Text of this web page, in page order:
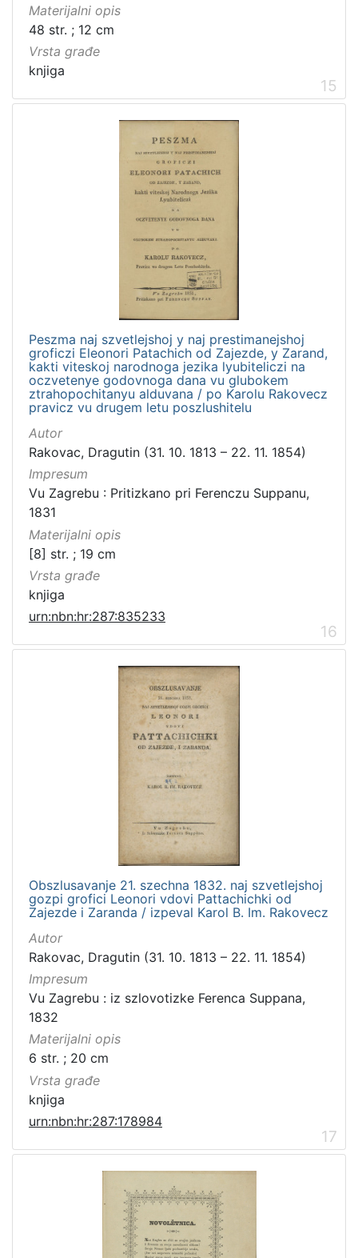
Materijalni opis
48 str. ; 12 cm
Vrsta građe
knjiga
15
Peszma naj szvetlejshoj y naj prestimanejshoj
groficzi Eleonori Patachich od Zajezde, y Zarand,
kakti viteskoj narodnoga jezika lyubiteliczi na
oczvetenye godovnoga dana vu glubokem
ztrahopochitanyu alduvana / po Karolu Rakovecz
pravicz vu drugem letu poszlushitelu
Autor
Rakovac, Dragutin (31. 10. 1813 – 22. 11. 1854)
Impresum
Vu Zagrebu : Pritizkano pri Ferenczu Suppanu,
1831
Materijalni opis
[8] str. ; 19 cm
Vrsta građe
knjiga
urn:nbn:hr:287:835233
16
Obszlusavanje 21. szechna 1832. naj szvetlejshoj
gozpi grofici Leonori vdovi Pattachichki od
Zajezde i Zaranda / izpeval Karol B. Im. Rakovecz
Autor
Rakovac, Dragutin (31. 10. 1813 – 22. 11. 1854)
Impresum
Vu Zagrebu : iz szlovotizke Ferenca Suppana,
1832
Materijalni opis
6 str. ; 20 cm
Vrsta građe
knjiga
urn:nbn:hr:287:178984
17